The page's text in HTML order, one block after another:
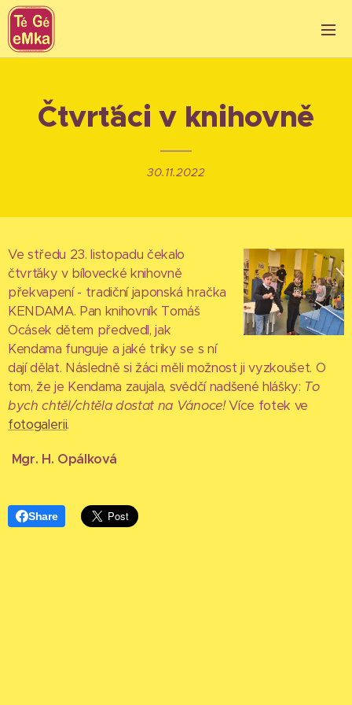
Čtvrťáci v knihovně
30.11.2022
Ve středu 23. listopadu čekalo
čtvrťáky v bílovecké knihovně
překvapení - tradiční japonská hračka
KENDAMA. Pan knihovník Tomáš
Ocásek dětem předvedl, jak
Kendama funguje a jaké triky se s ní
dají dělat. Následně si žáci měli možnost ji vyzkoušet. O
tom, že je Kendama zaujala, svědčí nadšené hlášky: To
bych chtěl/chtěla dostat na Vánoce!Více fotek ve
fotogalerii.
Mgr. H. Opálková
Share